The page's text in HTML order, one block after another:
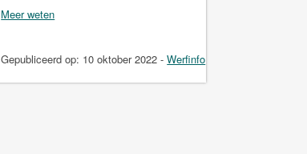
Meer weten
Gepubliceerd op: 10 oktober 2022 -Werfinfo